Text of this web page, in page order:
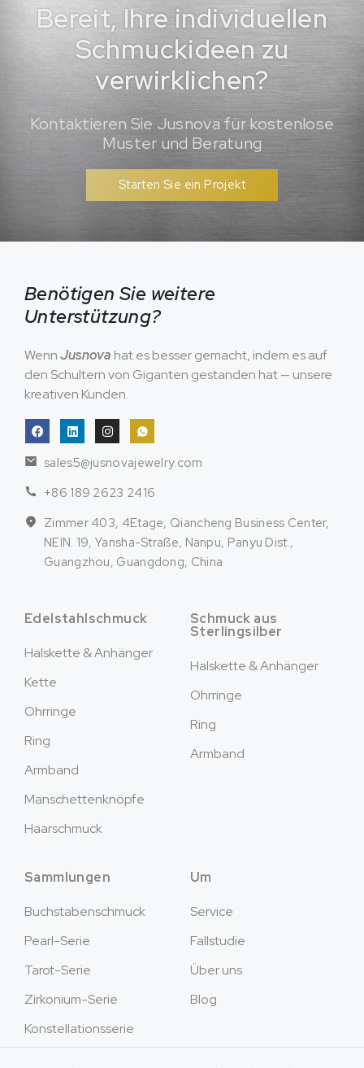
Bereit, Ihre individuellen
Schmuckideen zu
verwirklichen?
Kontaktieren Sie Jusnova für kostenlose
Muster und Beratung
Starten Sie ein Projekt
Benötigen Sie weitere
Unterstützung?
WennJusnova hat es besser gemacht, indem es auf
den Schultern von Giganten gestanden hat — unsere
kreativen Kunden.
sales5@jusnovajewelry.com
+86 189 2623 2416
Zimmer 403, 4Etage, Qiancheng Business Center,
NEIN. 19, Yansha-Straße, Nanpu, Panyu Dist.,
Guangzhou, Guangdong, China
Edelstahlschmuck
Halskette & Anhänger
Kette
Ohrringe
Ring
Armband
Manschettenknöpfe
Haarschmuck
Schmuck aus
Sterlingsilber
Halskette & Anhänger
Ohrringe
Ring
Armband
Sammlungen
Buchstabenschmuck
Pearl-Serie
Tarot-Serie
Zirkonium-Serie
Konstellationsserie
Um
Service
Fallstudie
Über uns
Blog